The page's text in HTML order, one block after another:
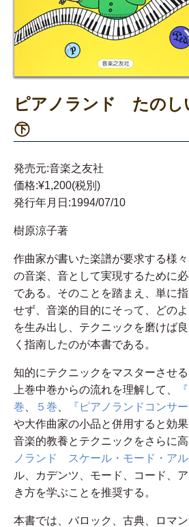
ピアノランド たのし
㊦
発売元:音楽之友社
価格:¥1,200(税別)
発行年月日:1994/07/10
樹原涼子著
作曲家が書いた楽譜が要求する様
の音楽、音として実現するために
である。そのことを踏まえ、単に
せず、音楽的目的にそって、どの
を生み出し、テクニックを磨けば
く指南したのが本書である。
知的にテクニックをマスターさせ
上巻中巻からの流れを理解して、
巻
５巻 『ピアノランドコンサ
や大作曲家の小品と併用すると効果
音楽的教養とテクニックをさらに高
ノランド スケール・モード・アル
ル、カデンツ、モード、コード、
き方を学ぶことを推奨する。
本書では、バロック、古典、ロマ